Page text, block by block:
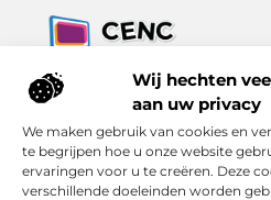
Wij hechten
aan uw privacy
We maken gebruik van cookies en
te begrijpen hoe u onze website
ervaringen voor u te creëren. Deze
verschillende doeleinden worden
Jouw bron voor inzichten, tips
Ontdek alles wat je moet weten
een focus op praktische
Bericht categorie